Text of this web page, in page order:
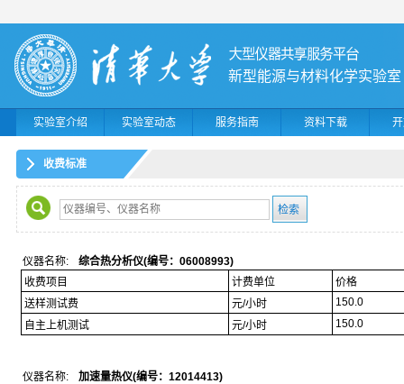
新型能源与材料化学实验室
实验室介绍 实验室动态 服务指南 资料下载
收费标准
仪器名称:
综合热分析仪(编号：06008993)
收费项目
计费单位
价格
送样测试费
元/小时
150.0
自主上机测试
元/小时 150.0
仪器名称:
加速量热仪(编号：12014413)